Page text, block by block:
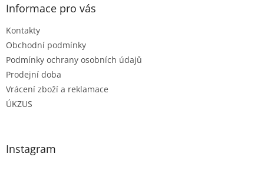
Informace pro vás
Kontakty
Obchodní podmínky
Podmínky ochrany osobních údajů
Prodejní doba
Vrácení zboží a reklamace
ÚKZUS
Instagram